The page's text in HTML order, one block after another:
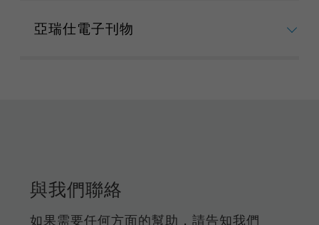
亞瑞仕電子刊物
與我們聯絡
如果需要任何方面的幫助，請告知我們